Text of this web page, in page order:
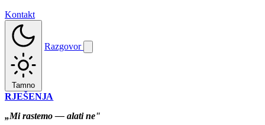
Kontakt
Tamno
Razgovor
RJEŠENJA
„Mi rastemo — alati ne"